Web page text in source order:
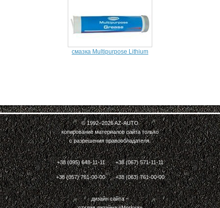
смазка Multipurpose Lithium
© 1992–2026AZ-AUTO
копирование материалов сайта только
с разрешения правообладателя.
+38 (095) 648-11-11 +38 (067) 571-11-11
+38 (057) 761-00-00 +38 (063) 761-00-00
дизайн сайта –